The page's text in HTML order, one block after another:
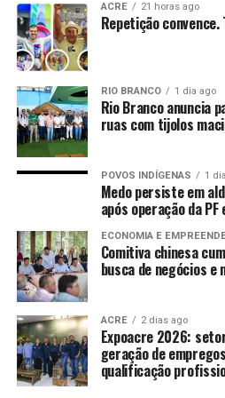
ACRE 21 horas ago
Repetição
RIO BRANCO 1 dia ago
Rio Branco anuncia
ruas com tijolos
POVOS INDÍGENAS 1
Medo persiste em
após operação da
ECONOMIA E
Comitiva chinesa
busca de negócios
ACRE 2 dias ago
Expoacre 2026:
geração de
qualificação